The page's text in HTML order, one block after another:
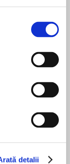
detalii
scientists
to be